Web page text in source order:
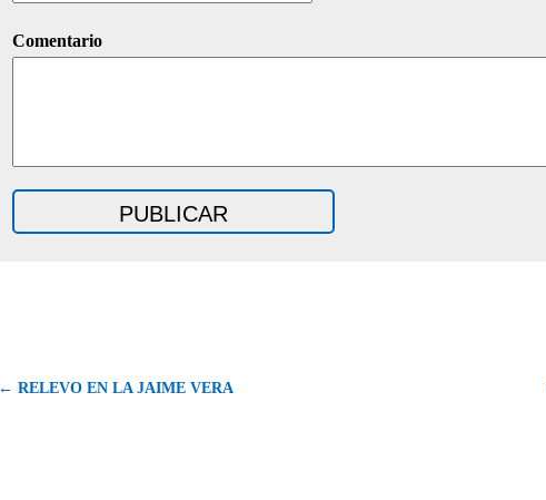
Comentario
← RELEVO EN LA JAIME VERA